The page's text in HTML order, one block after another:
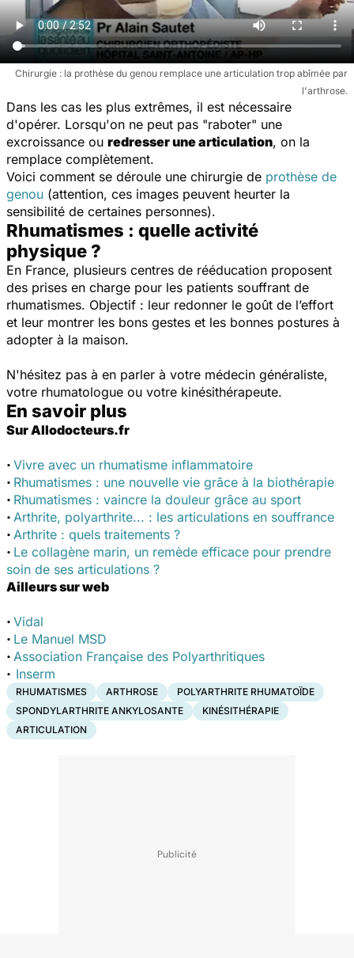
Chirurgie : la prothèse du genou remplace une articulation trop abîmée par
l'arthrose.
Dans les cas les plus extrêmes, il est nécessaire
d'opérer. Lorsqu'on ne peut pas "raboter" une
excroissance ou redresser une articulation, on la
remplace complètement.
Voici comment se déroule une chirurgie de prothèse de
genou (attention, ces images peuvent heurter la
sensibilité de certaines personnes).
Rhumatismes : quelle activité
physique ?
En France, plusieurs centres de rééducation proposent
des prises en charge pour les patients souffrant de
rhumatismes. Objectif : leur redonner le goût de l’effort
et leur montrer les bons gestes et les bonnes postures à
adopter à la maison.
N'hésitez pas à en parler à votre médecin généraliste,
votre rhumatologue ou votre kinésithérapeute.
En savoir plus
Sur Allodocteurs.fr
· Vivre avec un rhumatisme inflammatoire
· Rhumatismes : une nouvelle vie grâce à la biothérapie
· Rhumatismes : vaincre la douleur grâce au sport
· Arthrite, polyarthrite... : les articulations en souffrance
· Arthrite : quels traitements ?
· Le collagène marin, un remède efficace pour prendre
soin de ses articulations ?
Ailleurs sur web
· Vidal
· Le Manuel MSD
· Association Française des Polyarthritiques
· Inserm
RHUMATISMES ARTHROSE
POLYARTHRITE RHUMATOÏDE
SPONDYLARTHRITE ANKYLOSANTE
KINÉSITHÉRAPIE
ARTICULATION